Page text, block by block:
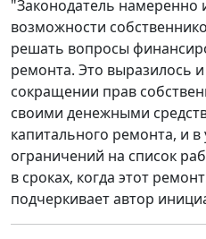
"Законодатель намеренно
возможности
решать вопросы
ремонта. Это выразилось
сокращении прав
своими денежными
капитального ремонта, и в
ограничений на список
в сроках, когда этот
подчеркивает автор